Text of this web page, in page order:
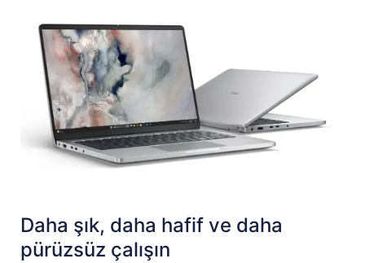
Daha şık, daha hafif ve daha
pürüzsüz çalışın